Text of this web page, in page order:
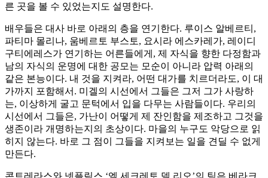
른 곳을 볼 수 있었는지도 설명한다.
배우들은 대사 바로 아래의 층을 연기한다. 루이스 알베르티,
파티마 몰리나, 움베르토 부스토, 요시라 에스카레가, 레이디
구티에레스가 연기하는 어른들에게, 제 자식을 향한 다정함과
남의 자식의 운명에 대한 공모는 모순이 아니라 압력 아래의
같은 본능이다. 내 것을 지켜라, 어떤 대가를 치르더라도, 이 대
가까지 포함해서. 미겔의 시선에서 그들은 그저 그가 사랑하
는, 이상하게 굴고 문턱에서 입을 다무는 사람들이다. 우리의
시선에서 그들은, 가난이 어떻게 제 잔인함을 제조하고 그것을
생존이라 개명하는지의 초상이다. 마을의 누구도 악당으로 읽
히지 않는다. 바로 그 점이 그들을 지켜보는 일을 견딜 수 없게
만든다.
콘트레라스와 넷플릭스 ‘엘 세크레토 델 리오’의 팀은 베라크